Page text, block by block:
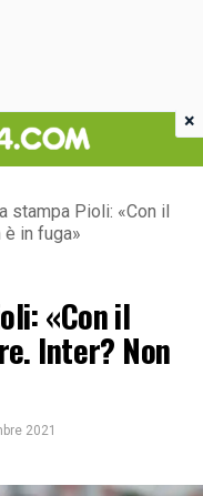
stampa Pioli: «Con il
in fuga»
«Con il
Inter? Non
2021
×